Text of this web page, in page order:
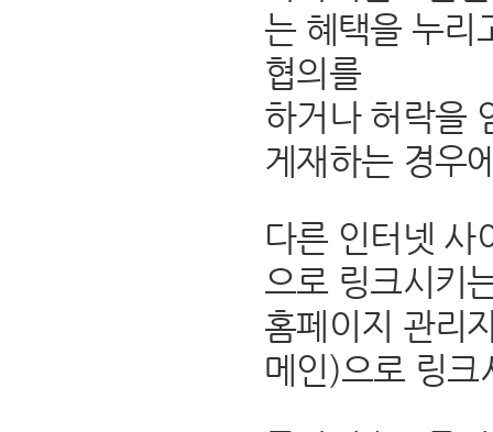
는 혜택을 누리
협의를
하거나 허락을
게재하는 경우
다른 인터넷 사
으로 링크시키
홈페이지 관리
메인)으로 링크